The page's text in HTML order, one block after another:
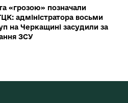
«грозою» позначали
адміністратора восьми
на Черкащині засудили за
ЗСУ